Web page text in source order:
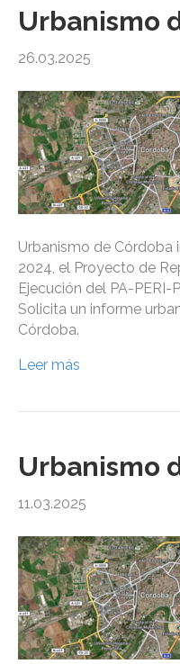
Urbanismo
26.03.2025
Urbanismo de Córdoba
2024, el Proyecto de
Ejecución del PA-
Solicita un informe
Córdoba.
Leer más
Urbanismo
11.03.2025